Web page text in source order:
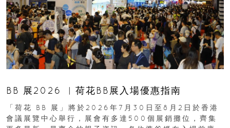
BB 展2026 ︳荷花BB展入場優惠指南
「荷花 BB 展」將於2026年7月30日至8月2日於香港
會議展覽中心舉行，展會有多達500個展銷攤位，齊集